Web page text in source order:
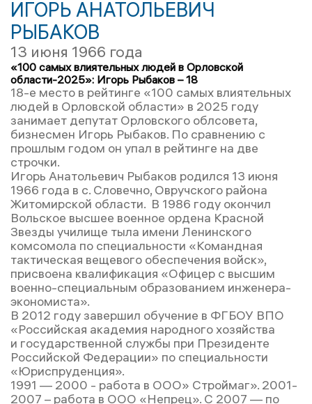
ИГОРЬ АНАТОЛЬЕВИЧ
РЫБАКОВ
13 июня 1966 года
«100 самых влиятельных людей в Орловской
области-2025»: Игорь Рыбаков – 18
18-е место в рейтинге «100 самых влиятельных
людей в Орловской области» в 2025 году
занимает депутат Орловского облсовета,
бизнесмен Игорь Рыбаков. По сравнению с
прошлым годом он упал в рейтинге на две
строчки.
Игорь Анатольевич Рыбаков родился 13 июня
1966 года в с. Словечно, Овручского района
Житомирской области. В 1986 году окончил
Вольское высшее военное ордена Красной
Звезды училище тыла имени Ленинского
комсомола по специальности «Командная
тактическая вещевого обеспечения войск»,
присвоена квалификация «Офицер с высшим
военно-специальным образованием инженера-
экономиста».
В 2012 году завершил обучение в ФГБОУ ВПО
«Российская академия народного хозяйства
и государственной службы при Президенте
Российской Федерации» по специальности
«Юриспруденция».
1991 — 2000 - работа в ООО» Строймаг». 2001-
2007 – работа в ООО «Непрец». С 2007 — по